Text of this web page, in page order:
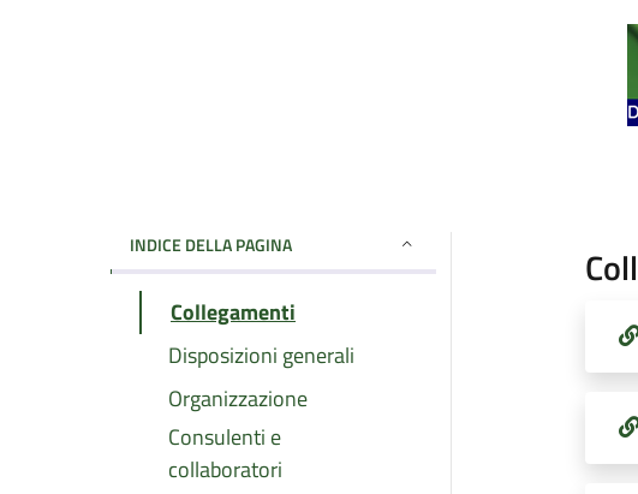
INDICE DELLA PAGINA
Collegamenti
Disposizioni generali
Organizzazione
Consulenti e
collaboratori